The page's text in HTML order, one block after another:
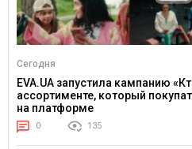
Сегодня
EVA.UA запустила кампанию
ассортименте, который
на платформе
0 135